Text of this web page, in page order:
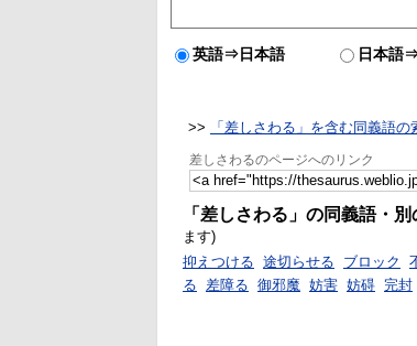
英語⇒日本語 日本語
>> 「差しさわる」を含む同義語の
差しさわるのページへのリンク
「差しさわる」の同義語・
ます)
抑えつける 途切らせる ブロック
る 差障る 御邪魔 妨害 妨碍 完封